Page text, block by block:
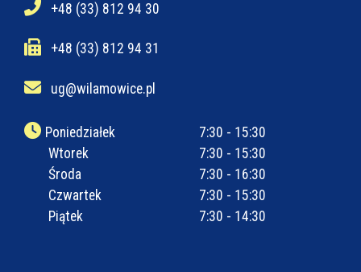
+48 (33) 812 94 30
+48 (33) 812 94 31
ug@wilamowice.pl
Poniedziałek
7:30 - 15:30
Wtorek
7:30 - 15:30
Środa
7:30 - 16:30
Czwartek
7:30 - 15:30
Piątek
7:30 - 14:30